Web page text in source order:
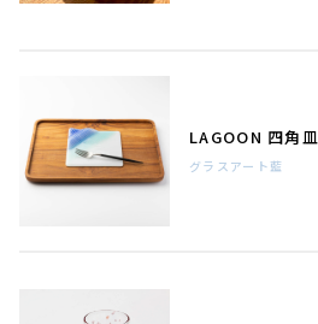
LAGOON 四角皿
グラスアート藍